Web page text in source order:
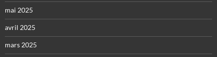
mai 2025
avril 2025
mars 2025